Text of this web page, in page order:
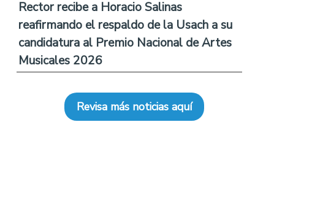
Rector recibe a Horacio Salinas
reafirmando el respaldo de la Usach a su
candidatura al Premio Nacional de Artes
Musicales 2026
Revisa más noticias aquí